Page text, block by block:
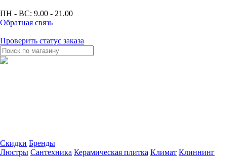
ПН - ВС: 9.00 - 21.00
Обратная связь
Проверить статус заказа
Скидки Бренды
Люстры Сантехника Керамическая плитка Климат Клиннинг